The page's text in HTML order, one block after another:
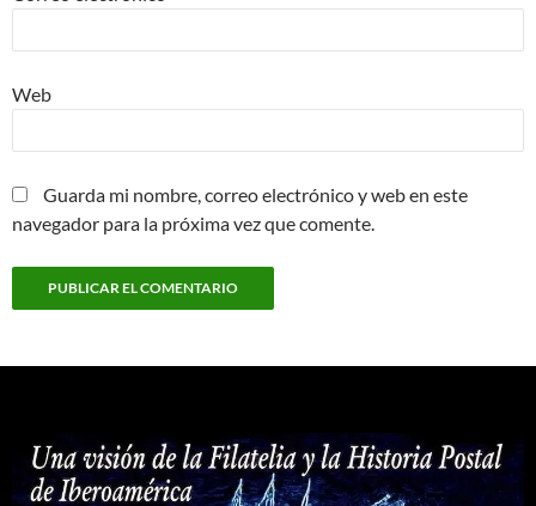
Web
Guarda mi nombre, correo electrónico y web en este
navegador para la próxima vez que comente.